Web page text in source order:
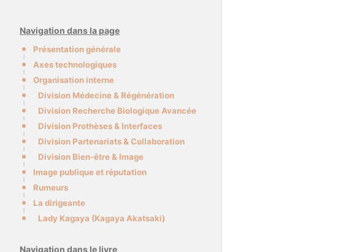
Navigation dans la page
Présentation générale
Axes technologiques
Organisation interne
Division Médecine & Régénération
Division Recherche Biologique Avancée
Division Prothèses & Interfaces
Division Partenariats & Collaboration
Division Bien-être & Image
Image publique et réputation
Rumeurs
La dirigeante
Lady Kagaya (Kagaya Akatsaki)
Navigation dans le livre